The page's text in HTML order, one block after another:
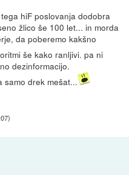
hiF poslovanja dodobra
žlico še 100 let... in morda
da poberemo kakšno
še kako ranljivi. pa ni
dezinformacijo.
samo drek mešat...
)